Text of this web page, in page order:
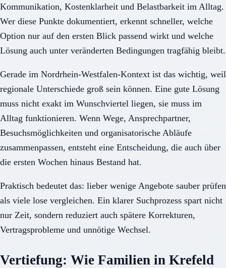
Kommunikation, Kostenklarheit und Belastbarkeit im Alltag.
Wer diese Punkte dokumentiert, erkennt schneller, welche
Option nur auf den ersten Blick passend wirkt und welche
Lösung auch unter veränderten Bedingungen tragfähig bleibt.
Gerade im Nordrhein-Westfalen-Kontext ist das wichtig, weil
regionale Unterschiede groß sein können. Eine gute Lösung
muss nicht exakt im Wunschviertel liegen, sie muss im
Alltag funktionieren. Wenn Wege, Ansprechpartner,
Besuchsmöglichkeiten und organisatorische Abläufe
zusammenpassen, entsteht eine Entscheidung, die auch über
die ersten Wochen hinaus Bestand hat.
Praktisch bedeutet das: lieber wenige Angebote sauber prüfen
als viele lose vergleichen. Ein klarer Suchprozess spart nicht
nur Zeit, sondern reduziert auch spätere Korrekturen,
Vertragsprobleme und unnötige Wechsel.
Vertiefung: Wie Familien in Krefeld